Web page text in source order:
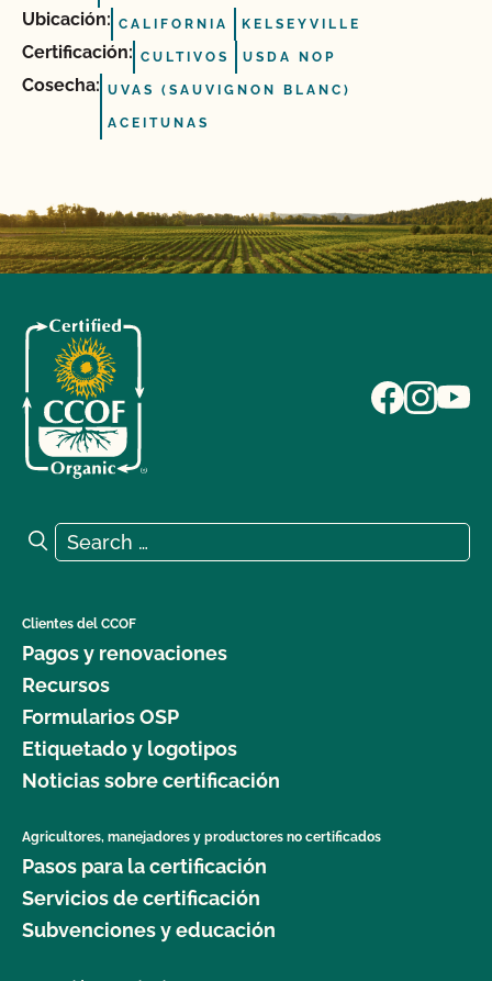
Ubicación: CALIFORNIA KELSEYVILLE
Certificación: CULTIVOS USDA NOP
Cosecha: UVAS (SAUVIGNON BLANC)
ACEITUNAS
Search for:
Search
Clientes del CCOF
Pagos y renovaciones
Recursos
Formularios OSP
Etiquetado y logotipos
Noticias sobre certificación
Agricultores, manejadores y productores no certificados
Pasos para la certificación
Servicios de certificación
Subvenciones y educación